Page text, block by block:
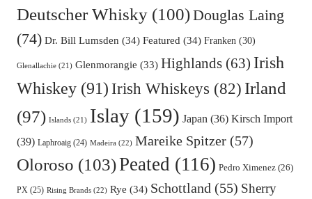
Deutscher Whisky(100)Douglas Laing
(74) Dr. Bill Lumsden (34) Featured(34) Franken(30)
Glenallachie(21) Glenmorangie (33) Highlands(63) Irish
Whiskey(91) Irish Whiskeys (82) Irland
(97) Islands(21) Islay(159) Japan (36) Kirsch Import
(39) Laphroaig(24) Madeira(22) Mareike Spitzer(57)
Oloroso (103)Peated (116) Pedro Ximenez(26)
PX(25) Rising Brands(22) Rye (34) Schottland(55) Sherry